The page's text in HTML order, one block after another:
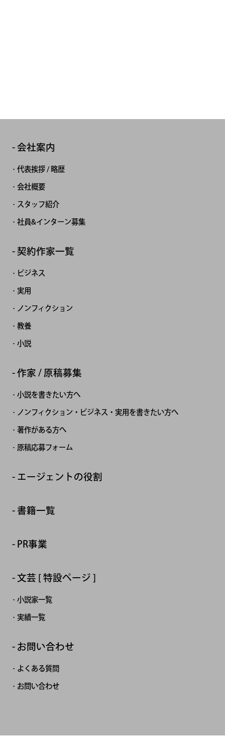
会社案内
代表挨拶 / 略歴
会社概要
スタッフ紹介
社員&インターン募集
契約作家一覧
ビジネス
実用
ノンフィクション
教養
小説
作家 / 原稿募集
小説を書きたい方へ
ノンフィクション・ビジネス・実用を書きたい方へ
著作がある方へ
原稿応募フォーム
エージェントの役割
書籍一覧
PR事業
文芸 [ 特設ページ ]
小説家一覧
実績一覧
お問い合わせ
よくある質問
お問い合わせ